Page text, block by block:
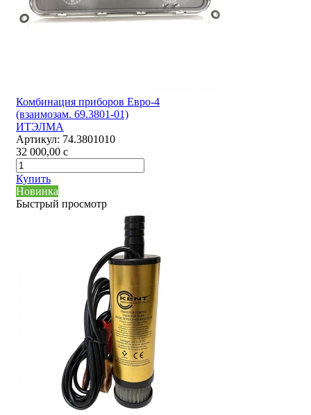
Комбинация приборов Евро-4
(взаимозам. 69.3801-01)
ИТЭЛМА
Артикул: 74.3801010
32 000,00 c
Купить
Новинка
Быстрый просмотр